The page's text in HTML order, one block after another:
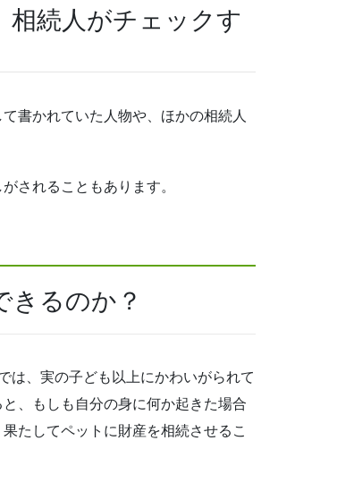
相続人がチェックす
書かれていた人物や、ほかの相続人
されることもあります。
きるのか？
は、実の子ども以上にかわいがられて
、もしも自分の身に何か起きた場合
たしてペットに財産を相続させるこ